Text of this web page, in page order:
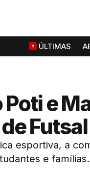
ÚLTIMAS
e
de
esportiva, a
e famílias.